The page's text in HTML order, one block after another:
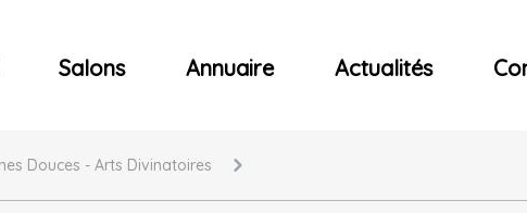
Salons Annuaire Actualités
Douces - Arts Divinatoires